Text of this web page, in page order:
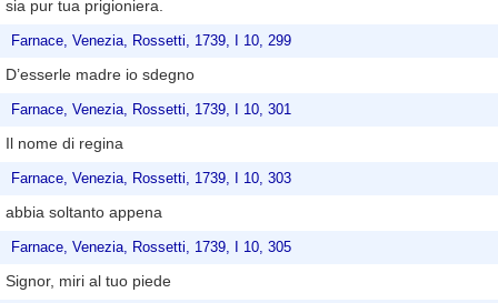
sia pur tua prigioniera.
Farnace, Venezia, Rossetti, 1739, I 10, 299
D’esserle madre io sdegno
Farnace, Venezia, Rossetti, 1739, I 10, 301
Il nome di regina
Farnace, Venezia, Rossetti, 1739, I 10, 303
abbia soltanto appena
Farnace, Venezia, Rossetti, 1739, I 10, 305
Signor, miri al tuo piede